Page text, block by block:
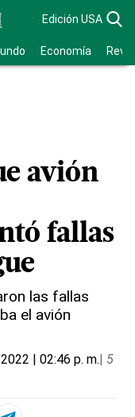
Edición USA
Economía
avión
fallas
las fallas
el avión
| 02:46 p. m.| 5